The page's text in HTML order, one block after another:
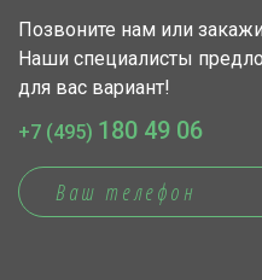
Позвоните нам или
Наши специалисты
для вас вариант!
+7 (495) 180 49 06